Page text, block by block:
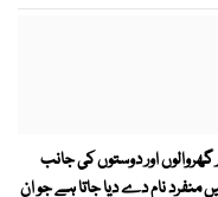
اور دوستوں کی جانب
منفرد نام دے دیا جاتا ہے جو ان